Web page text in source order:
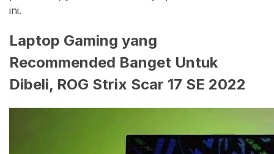
ini.
Laptop Gaming yang
Recommended Banget Untuk
Dibeli, ROG Strix Scar 17 SE 2022